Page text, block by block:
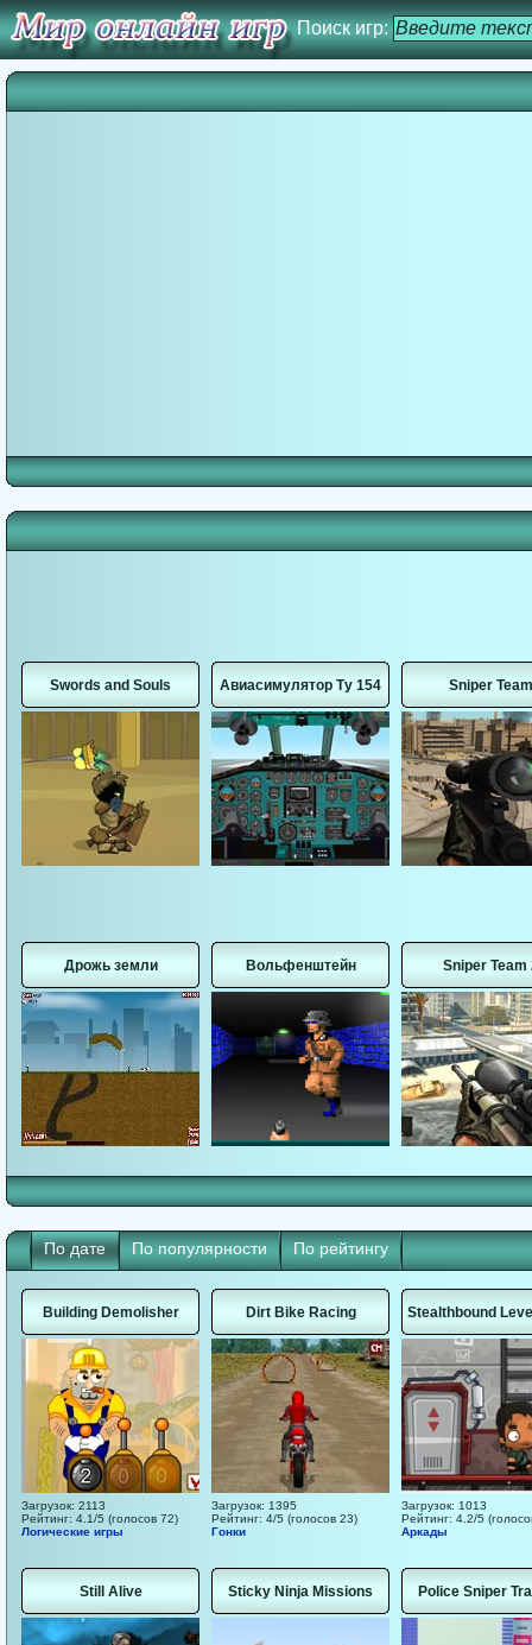
Поиск игр:
Swords and Souls Авиасимулятор Ту 154 Sniper Team
Дрожь земли Вольфенштейн Sniper Team
По дате По популярности По рейтингу
Building Demolisher
Загрузок: 2113
Рейтинг: 4.1/5 (голосов 72)
Логические игры
Dirt Bike Racing
Загрузок: 1395
Рейтинг: 4/5 (голосов 23)
Гонки
Stealthbound
Загрузок: 1013
Рейтинг: 4.2/5
Аркады
Still Alive Sticky Ninja Missions Police Sniper